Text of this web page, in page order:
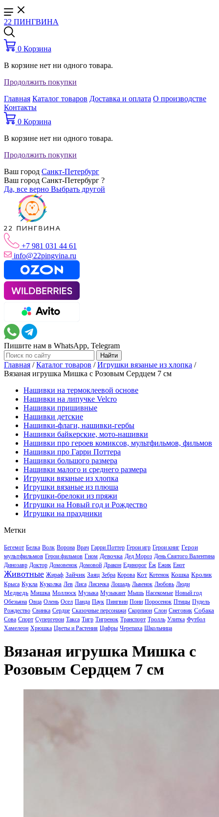
22 ПИНГВИНА
0 Корзина
В корзине нет ни одного товара.
Продолжить покупки
Главная Каталог товаров Доставка и оплата О производстве
Контакты
0 Корзина
В корзине нет ни одного товара.
Продолжить покупки
Ваш город Санкт-Петербург
Ваш город Санкт-Петербург ?
Да, все верно Выбрать другой
+7 981 031 44 61
info@22pingvina.ru
Пишите нам в WhatsApp, Telegram
Главная /Каталог товаров /Игрушки вязаные из хлопка /
Вязаная игрушка Мишка с Розовым Сердцем 7 см
Нашивки на термоклеевой основе
Нашивки на липучке Velcro
Нашивки пришивные
Нашивки детские
Нашивки-флаги, нашивки-гербы
Нашивки байкерские, мото-нашивки
Нашивки про героев комиксов, мультфильмов, фильмов
Нашивки про Гарри Поттера
Нашивки большого размера
Нашивки малого и среднего размера
Игрушки вязаные из хлопка
Игрушки вязаные из плюша
Игрушки-брелоки из пряжи
Игрушки на Новый год и Рождество
Игрушки на праздники
Метки
Бегемот Белка Волк Ворона Врач Гарри Поттер Герои игр Герои книг Герои
мультфильмов Герои фильмов Гном Девочка Дед Мороз День Святого Валентина
Динозавр Доктор Домовенок Домовой Дракон Единорог Ёж Ежик Енот
Животные Жираф Зайчик Заяц Зебра Корова Кот Котенок Кошка Кролик
Крыса Кукла Куколка Лев Лиса Лисичка Лошадь Львенок Любовь Люди
Медведь Мишка Моллюск Музыка Музыкант Мышь Насекомые Новый год
Обезьяна Овца Олень Осел Панда Паук Пингвин Пони Поросенок Птицы Пудель
Рождество Свинка Сердце Сказочные персонажи Скорпион Слон Снеговик Собака
Сова Спорт Супергерои Такса Тигр Тигренок Транспорт Тролль Улитка Футбол
Хамелеон Хрюшка Цветы и Растения Цифры Черепаха Школьница
Вязаная игрушка Мишка с
Розовым Сердцем 7 см